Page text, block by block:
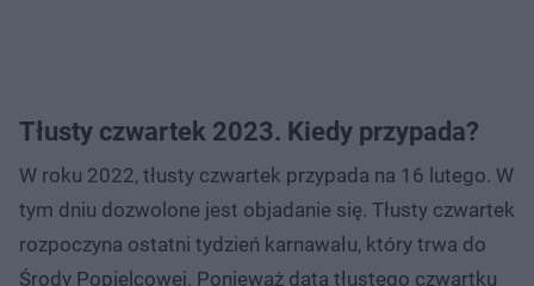
Tłusty czwartek 2023. Kiedy przypada?
W roku 2022, tłusty czwartek przypada na 16 lutego. W
tym dniu dozwolone jest objadanie się. Tłusty czwartek
rozpoczyna ostatni tydzień karnawału, który trwa do
Środy Popielcowej. Ponieważ data tłustego czwartku